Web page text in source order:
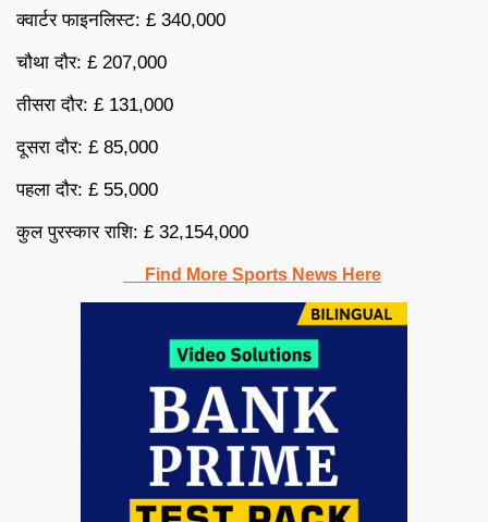
क्वार्टर फाइनलिस्ट: £ 340,000
चौथा दौर: £ 207,000
तीसरा दौर: £ 131,000
दूसरा दौर: £ 85,000
पहला दौर: £ 55,000
कुल पुरस्कार राशि: £ 32,154,000
Find More Sports News Here